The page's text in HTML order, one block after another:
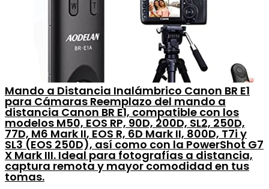
Mando a Distancia Inalámbrico Canon BR E1
para Cámaras Reemplazo del mando a
distancia Canon BR E1, compatible con los
modelos M50, EOS RP, 90D, 200D, SL2, 250D,
77D, M6 Mark II, EOS R, 6D Mark II, 800D, T7i y
SL3 (EOS 250D), así como con la PowerShot G7
X Mark III. Ideal para fotografías a distancia,
captura remota y mayor comodidad en tus
tomas.